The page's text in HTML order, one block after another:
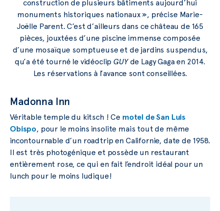
construction de plusieurs bâtiments aujourd’hui
monuments historiques nationaux », précise Marie-
Joëlle Parent. C’est d’ailleurs dans ce château de 165
pièces, jouxtées d’une piscine immense composée
d’une mosaïque somptueuse et de jardins suspendus,
qu’a été tourné le vidéoclipGUYde Lagy Gaga en 2014.
Les réservations à l’avance sont conseillées.
Madonna Inn
Véritable temple du kitsch ! Ce motel de San Luis
Obispo, pour le moins insolite mais tout de même
incontournable d’un roadtrip en Californie, date de 1958.
Il est très photogénique et possède un restaurant
entièrement rose, ce qui en fait l’endroit idéal pour un
lunch pour le moins ludique!